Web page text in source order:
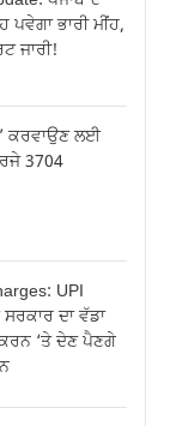
ਪਵੇਗਾ ਭਾਰੀ ਮੀਂਹ,
ਜਾਰੀ!
ਕਰਵਾਉਣ ਲਈ
3704
UPI
ਦਾ ਵੱਡਾ
‘ਤੇ ਦੇਣ ਪੈਣਗੇ